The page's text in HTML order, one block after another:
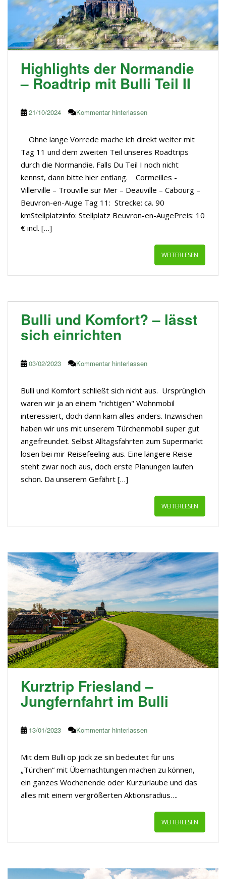
Highlights der Normandie
– Roadtrip mit Bulli Teil II
21/10/2024 Kommentar hinterlassen
Ohne lange Vorrede mache ich direkt weiter mit
Tag 11 und dem zweiten Teil unseres Roadtrips
durch die Normandie. Falls Du Teil I noch nicht
kennst, dann bitte hier entlang. Cormeilles -
Villerville – Trouville sur Mer – Deauville – Cabourg –
Beuvron-en-Auge Tag 11: Strecke: ca. 90
kmStellplatzinfo: Stellplatz Beuvron-en-AugePreis: 10
€ incl. […]
WEITERLESEN
Bulli und Komfort? – lässt
sich einrichten
03/02/2023 Kommentar hinterlassen
Bulli und Komfort schließt sich nicht aus. Ursprünglich
waren wir ja an einem "richtigen" Wohnmobil
interessiert, doch dann kam alles anders. Inzwischen
haben wir uns mit unserem Türchenmobil super gut
angefreundet. Selbst Alltagsfahrten zum Supermarkt
lösen bei mir Reisefeeling aus. Eine längere Reise
steht zwar noch aus, doch erste Planungen laufen
schon. Da unserem Gefährt […]
WEITERLESEN
Kurztrip Friesland –
Jungfernfahrt im Bulli
13/01/2023 Kommentar hinterlassen
Mit dem Bulli op jöck ze sin bedeutet für uns
„Türchen“ mit Übernachtungen machen zu können,
ein ganzes Wochenende oder Kurzurlaube und das
alles mit einem vergrößerten Aktionsradius….
WEITERLESEN